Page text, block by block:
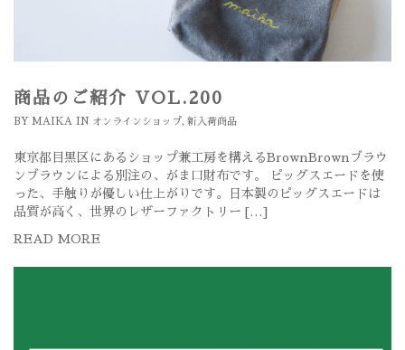
商品のご紹介 VOL.200
BY MAIKA IN オンラインショップ, 新入荷商品
東京都目黒区にあるショップ兼工房を構えるBrownBrownブラウ
ンブラウンによる別注の、がま口財布です。 ピッグスエードを使
った、手触りが優しい仕上がりです。日本製のピッグスエードは
品質が高く、世界のレザーファクトリー […]
READ MORE